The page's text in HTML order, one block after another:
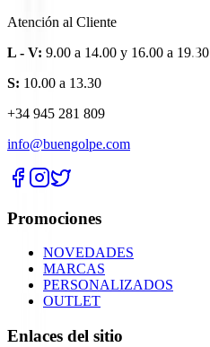
Atención al Cliente
L - V: 9.00 a 14.00 y 16.00 a 19.30
S: 10.00 a 13.30
+34 945 281 809
info@buengolpe.com
Promociones
NOVEDADES
MARCAS
PERSONALIZADOS
OUTLET
Enlaces del sitio